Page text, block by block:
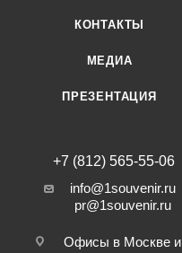
КОНТАКТЫ
МЕДИА
ПРЕЗЕНТАЦИЯ
+7 (812) 565-55-06
info@1souvenir.ru
pr@1souvenir.ru
Офисы в Москве и